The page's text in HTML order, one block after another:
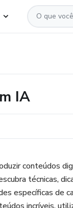
IA
conteúdos
técnicas,
específicas de